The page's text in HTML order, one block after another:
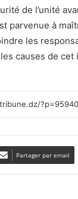
de l’unité
parvenue à
les
causes de cet
Partager par email